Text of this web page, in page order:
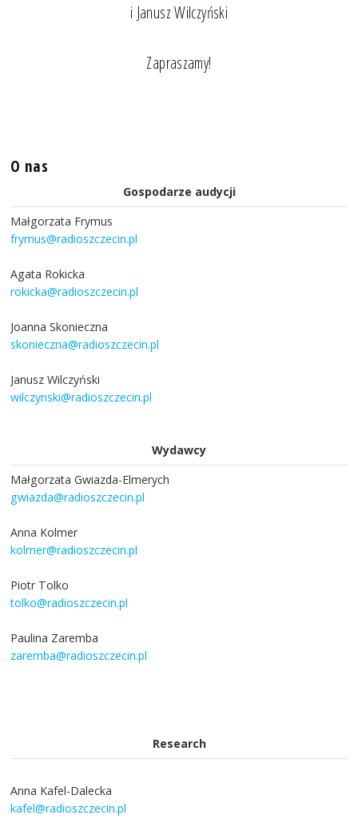
i Janusz Wilczyński
Zapraszamy!
O nas
Gospodarze audycji
Małgorzata Frymus
frymus@radioszczecin.pl
Agata Rokicka
rokicka@radioszczecin.pl
Joanna Skonieczna
skonieczna@radioszczecin.pl
Janusz Wilczyński
wilczynski@radioszczecin.pl
Wydawcy
Małgorzata Gwiazda-Elmerych
gwiazda@radioszczecin.pl
Anna Kolmer
kolmer@radioszczecin.pl
Piotr Tolko
tolko@radioszczecin.pl
Paulina Zaremba
zaremba@radioszczecin.pl
Research
Anna Kafel-Dalecka
kafel@radioszczecin.pl